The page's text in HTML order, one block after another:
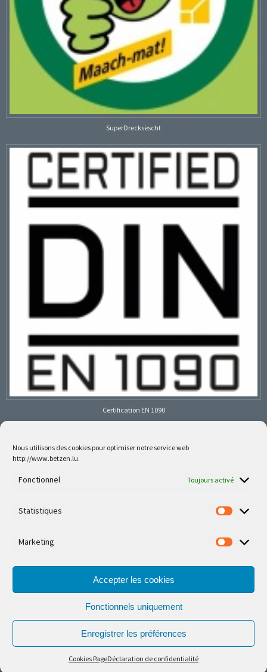
Nous utilisons des cookies pour optimiser notre service web
http://www.betzen.lu.
Fonctionnel Toujours activé
Statistiques
Marketing
Accepter les cookies
Fonctionnels uniquement
Enregistrer les préférences
Cookies PageDéclaration de confidentialité
SuperDrecksëscht
Certification EN 1090
Follow us on social media
© Ferronnerie d'Art Nico Betzen 2026.